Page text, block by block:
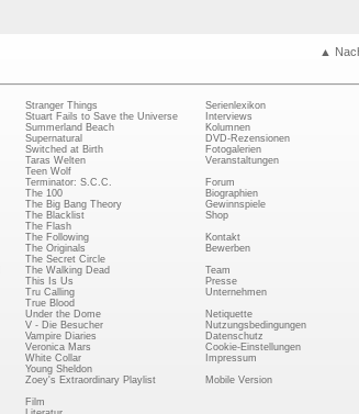
▲
Stranger Things
Stuart Fails to Save the Universe
Summerland Beach
Supernatural
Switched at Birth
Taras Welten
Teen Wolf
Terminator: S.C.C.
The 100
The Big Bang Theory
The Blacklist
The Flash
The Following
The Originals
The Secret Circle
The Walking Dead
This Is Us
Tru Calling
True Blood
Under the Dome
V - Die Besucher
Vampire Diaries
Veronica Mars
White Collar
Young Sheldon
Zoey's Extraordinary Playlist
Film
Serienlexikon
Interviews
Kolumnen
DVD-Rezensionen
Fotogalerien
Veranstaltungen
Forum
Biographien
Gewinnspiele
Shop
Kontakt
Bewerben
Team
Presse
Unternehmen
Netiquette
Nutzungsbedingungen
Datenschutz
Cookie-Einstellungen
Impressum
Mobile Version